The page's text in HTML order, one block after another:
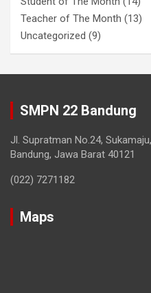
Teacher of The Month (13)
Uncategorized (9)
SMPN 22 Bandung
Jl. Supratman No.24,
Bandung, Jawa Barat 40121
(022) 7271182
Maps